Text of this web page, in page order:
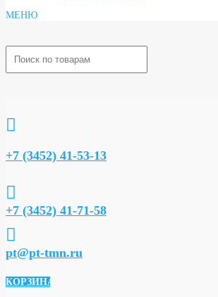

+7 (3452) 41-53-13

+7 (3452) 41-71-58

pt@pt-tmn.ru
КОРЗИНА